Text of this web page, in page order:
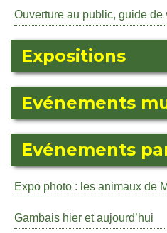
Ouverture au public, guide de
Expositions
Evénements
Evénements
Expo photo : les animaux de
Gambais hier et aujourd’hui